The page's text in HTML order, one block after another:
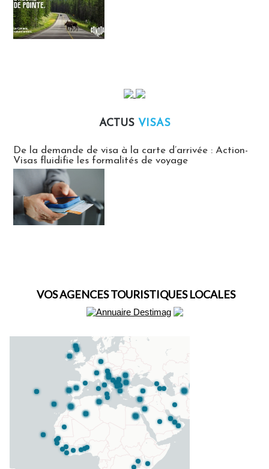
ACTUS VISAS
De la demande de visa à la carte d’arrivée : Action-
Visas fluidifie les formalités de voyage
VOS AGENCES TOURISTIQUES LOCALES